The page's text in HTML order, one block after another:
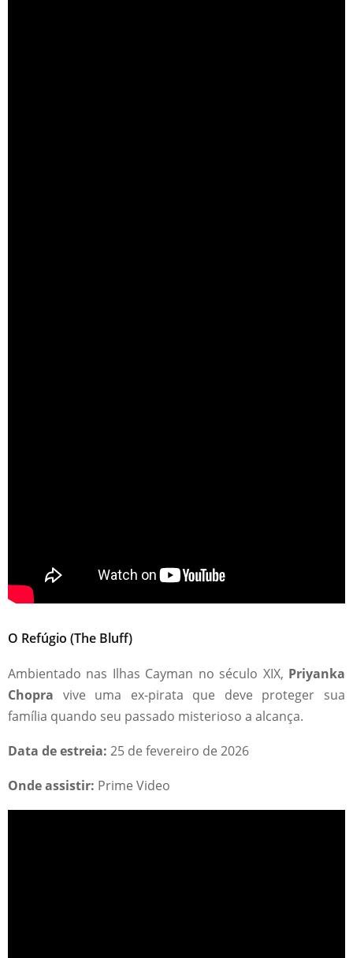
O Refúgio (The Bluff)
Ambientado nas Ilhas Cayman no século XIX, Priyanka
Chopra vive uma ex-pirata que deve proteger sua
família quando seu passado misterioso a alcança.
Data de estreia: 25 de fevereiro de 2026
Onde assistir: Prime Video